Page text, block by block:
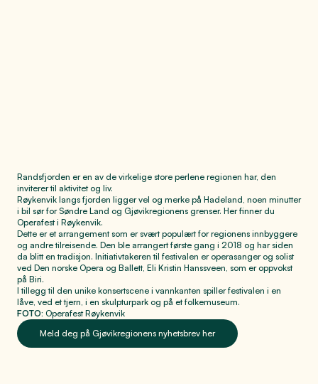
Randsfjorden er en av de virkelige store perlene regionen har, den
inviterer til aktivitet og liv.
Røykenvik langs fjorden ligger vel og merke på Hadeland, noen minutter
i bil sør for Søndre Land og Gjøvikregionens grenser. Her finner du
Operafest i Røykenvik.
Dette er et arrangement som er svært populært for regionens innbyggere
og andre tilreisende. Den ble arrangert første gang i 2018 og har siden
da blitt en tradisjon. Initiativtakeren til festivalen er operasanger og solist
ved Den norske Opera og Ballett, Eli Kristin Hanssveen, som er oppvokst
på Biri.
I tillegg til den unike konsertscene i vannkanten spiller festivalen i en
låve, ved et tjern, i en skulpturpark og på et folkemuseum.
FOTO: Operafest Røykenvik
Meld deg på Gjøvikregionens nyhetsbrev her